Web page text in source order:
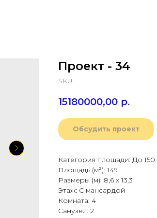
Проект - 34
SKU:
15180000,00 р.
Обсудить проект
Категория площади: До 150
Площадь (м²): 149
Размеры (м): 8,6 х 13,3
Этаж: С мансардой
Комната: 4
Санузел: 2